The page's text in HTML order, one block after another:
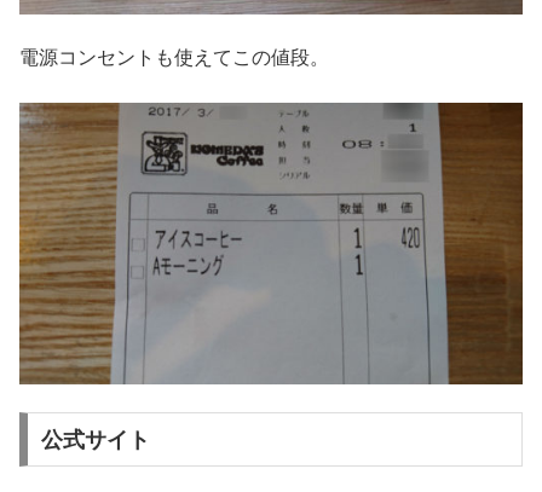
電源コンセントも使えてこの値段。
公式サイト